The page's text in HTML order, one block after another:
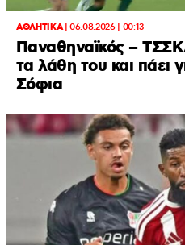
ΑΘΛΗΤΙΚΑ|06.08.2026 | 00:13
Παναθηναϊκός –
τα λάθη του και πάει
Σόφια